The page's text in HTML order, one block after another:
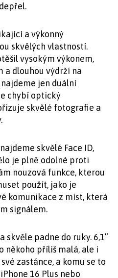
a výkonný
skvělých vlastností.
vysokým výkonem,
a dlouhou výdrží na
jen duální
chybí optický
skvělé fotografie a
skvělé Face ID,
je plně odolné proti
nouzová funkce, kterou
použít, jako je
komunikace z míst, která
signálem.
skvěle padne do ruky. 6,1”
někoho příliš malá, ale i
zastánce, a komu se to
16 Plus nebo